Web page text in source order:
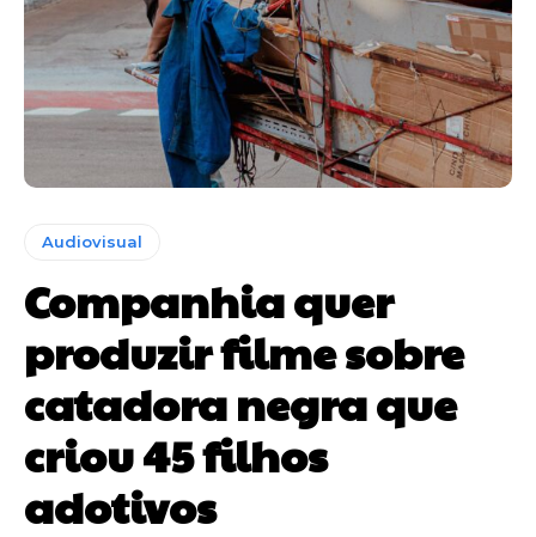
Audiovisual
Companhia quer
produzir filme sobre
catadora negra que
criou 45 filhos
adotivos